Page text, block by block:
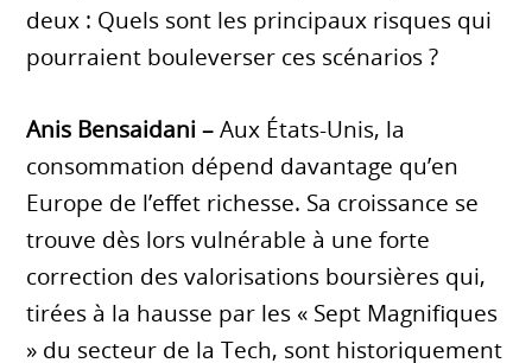
deux : Quels sont les principaux risques qui
pourraient bouleverser ces scénarios ?
Anis Bensaidani –Aux États-Unis, la
consommation dépend davantage qu’en
Europe de l’effet richesse. Sa croissance se
trouve dès lors vulnérable à une forte
correction des valorisations boursières qui,
tirées à la hausse par les « Sept Magnifiques
» du secteur de la Tech, sont historiquement